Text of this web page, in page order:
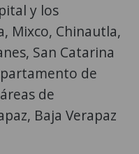
y los
Mixco, Chinautla,
San Catarina
de
de
Baja Verapaz